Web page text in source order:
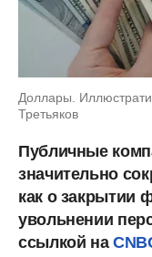
Доллары.
Третьяков
Публичные
значительно
как о закрытии
увольнении
ссылкой на